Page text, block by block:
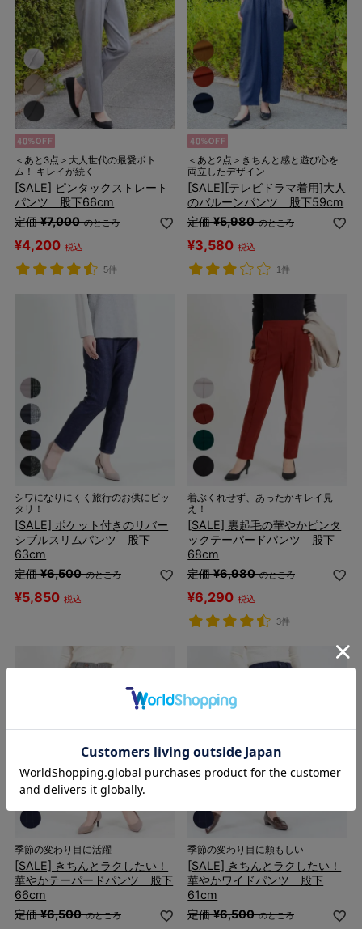
＜あと3点＞大人世代の最愛ボト
ム！ キレイが続く
[SALE] ピンタックストレート
パンツ 股下66cm
定価 ¥7,000 のところ
¥4,200 税込
5件
＜あと2点＞きちんと感と遊び心を
両立したデザイン
[SALE][テレビドラマ着用]大人
のバルーンパンツ 股下59cm
定価 ¥5,980 のところ
¥3,580 税込
1件
シワになりにくく旅行のお供にピッ
タリ！
[SALE] ポケット付きのリバー
シブルスリムパンツ 股下
63cm
定価 ¥6,500 のところ
¥5,850 税込
着ぶくれせず、あったかキレイ見
え！
[SALE] 裏起毛の華やかピンタ
ックテーパードパンツ 股下
68cm
定価 ¥6,980 のところ
¥6,290 税込
3件
季節の変わり目に活躍
[SALE] きちんとラクしたい！
華やかテーパードパンツ 股下
66cm
定価 ¥6,500 のところ
季節の変わり目に頼もしい
[SALE] きちんとラクしたい！
華やかワイドパンツ 股下
61cm
定価 ¥6,500 のところ